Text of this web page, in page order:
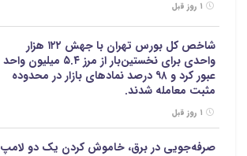
شاخص کل بورس تهران با جهش ۱۲۲ هزار
واحدی برای نخستین‌بار از مرز ۵.۴ میلیون واحد
عبور کرد و ۹۸ درصد نمادهای بازار در محدوده
مثبت معامله شدند.
صرفه‌جویی در برق، خاموش کردن یک دو لامپ